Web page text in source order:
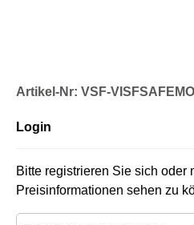
Artikel-Nr: VSF-
Login
Bitte registrieren Sie sich oder
Preisinformationen sehen zu